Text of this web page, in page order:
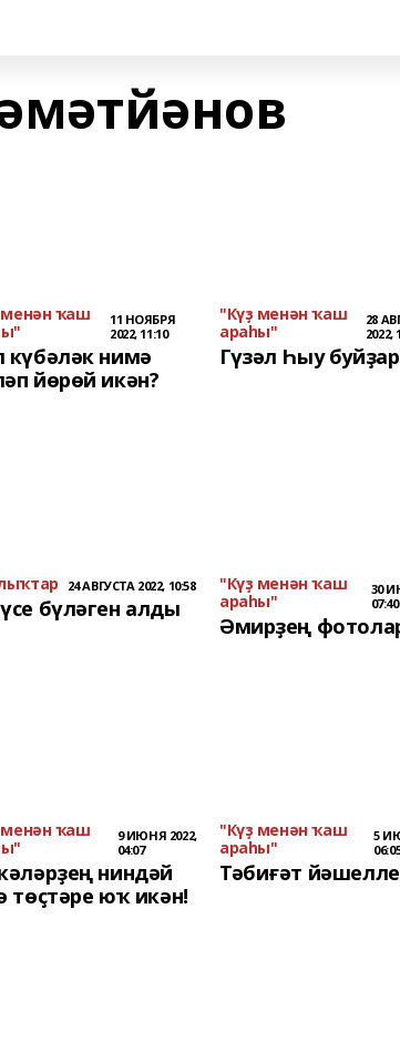
менән ҡаш
11 НОЯБРЯ
2022, 11:10
күбәләк нимә
йөрөй икән?
"Күҙ менән ҡаш
араһы"
28
2022,
Гүзәл Һыу
24 АВГУСТА 2022, 10:58
бүләген алды
"Күҙ менән ҡаш
араһы"
30
07:40
Әмирҙең
менән ҡаш
9 ИЮНЯ 2022,
04:07
ниндәй
төҫтәре юҡ икән!
"Күҙ менән ҡаш
араһы"
5
Тәбиғәт